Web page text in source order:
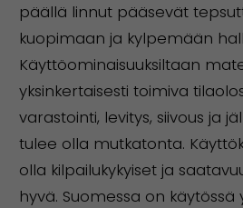
päällä linnut pääsevät
kuopimaan ja kylpemään
Käyttöominaisuuksiltaan
yksinkertaisesti toimiva
varastointi, levitys, siivous ja
tulee olla mutkatonta.
olla kilpailukykyiset ja
hyvä. Suomessa on käytössä